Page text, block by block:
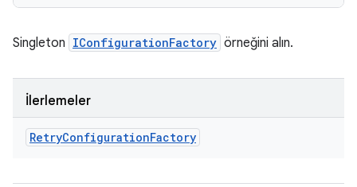
Singleton IConfigurationFactory örneğini alın.
İlerlemeler
RetryConfigurationFactory